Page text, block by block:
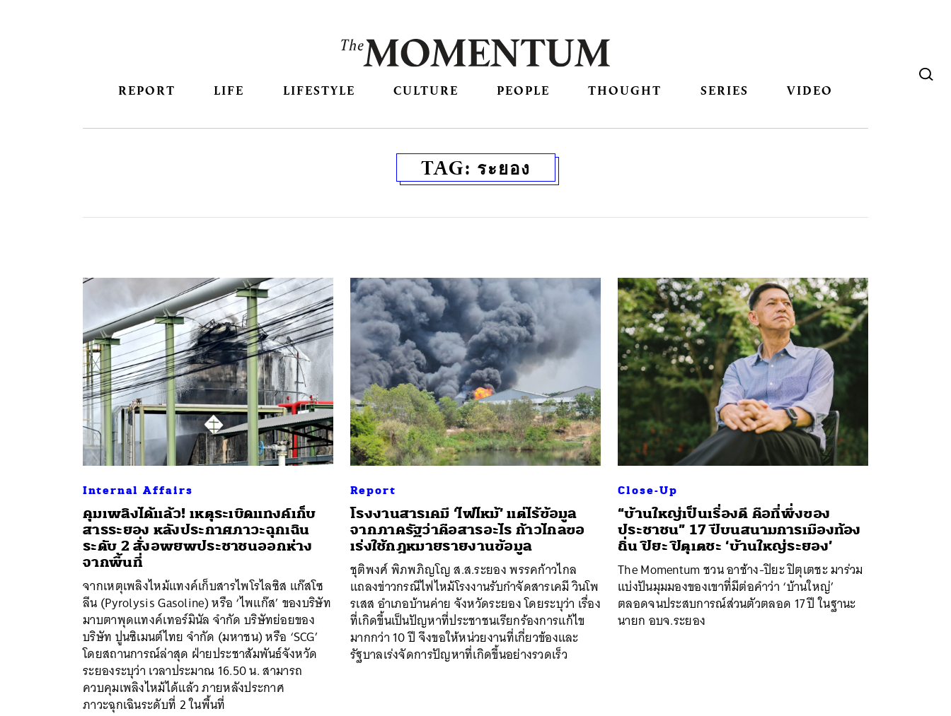
REPORT LIFE LIFESTYLE CULTURE PEOPLE THOUGHT SERIES VIDEO
TAG: ระยอง
Internal Affairs
คุมเพลิงได้แล้ว! เหตุระเบิดแทงค์เก็บ
สารระยอง หลังประกาศภาวะฉุกเฉิน
ระดับ 2 สั่งอพยพประชาชนออกห่าง
จากพื้นที่
จากเหตุเพลิงไหม้แทงค์เก็บสารไพโรไลซิส แก๊สโซ
ลีน (Pyrolysis Gasoline) หรือ ‘ไพแก๊ส’ ของบริษัท
มาบตาพุดแทงค์เทอร์มินัล จำกัด บริษัทย่อยของ
บริษัท ปูนซิเมนต์ไทย จำกัด (มหาชน) หรือ ‘SCG’
โดยสถานการณ์ล่าสุด ฝ่ายประชาสัมพันธ์จังหวัด
ระยองระบุว่า เวลาประมาณ 16.50 น. สามารถ
ควบคุมเพลิงไหม้ได้แล้ว ภายหลังประกาศ
ภาวะฉุกเฉินระดับที่ 2 ในพื้นที่
Report
โรงงานสารเคมี ‘ไฟไหม้’ แต่ไร้ข้อมูล
จากภาครัฐว่าคือสารอะไร ก้าวไกลขอ
เร่งใช้กฎหมายรายงานข้อมูล
ชุติพงศ์ พิภพภิญโญ ส.ส.ระยอง พรรคก้าวไกล
แถลงข่าวกรณีไฟไหม้โรงงานรับกำจัดสารเคมี วินโพ
รเสส อำเภอบ้านค่าย จังหวัดระยอง โดยระบุว่า เรื่อง
ที่เกิดขึ้นเป็นปัญหาที่ประชาชนเรียกร้องการแก้ไข
มากกว่า 10 ปี จึงขอให้หน่วยงานที่เกี่ยวข้องและ
รัฐบาลเร่งจัดการปัญหาที่เกิดขึ้นอย่างรวดเร็ว
Close-Up
“บ้านใหญ่เป็นเรื่องดี คือที่พึ่งของ
ประชาชน” 17 ปีบนสนามการเมืองท้อง
ถิ่น ปิยะ ปิตุเตชะ ‘บ้านใหญ่ระยอง’
The Momentum ชวน อาช้าง-ปิยะ ปิตุเตชะ มาร่วม
แบ่งปันมุมมองของเขาที่มีต่อคำว่า ‘บ้านใหญ่’
ตลอดจนประสบการณ์ส่วนตัวตลอด 17 ปี ในฐานะ
นายก อบจ.ระยอง